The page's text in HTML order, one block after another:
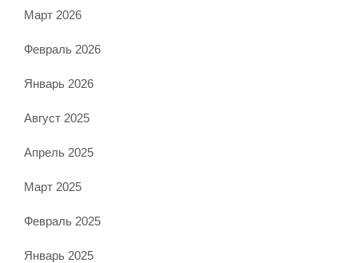
Март 2026
Февраль 2026
Январь 2026
Август 2025
Апрель 2025
Март 2025
Февраль 2025
Январь 2025